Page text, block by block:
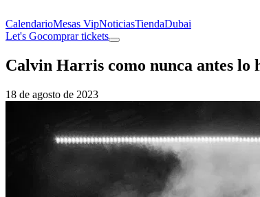
CalendarioMesas VipNoticiasTiendaDubai
Let's Gocomprar tickets
Calvin Harris como nunca antes lo
18 de agosto de 2023